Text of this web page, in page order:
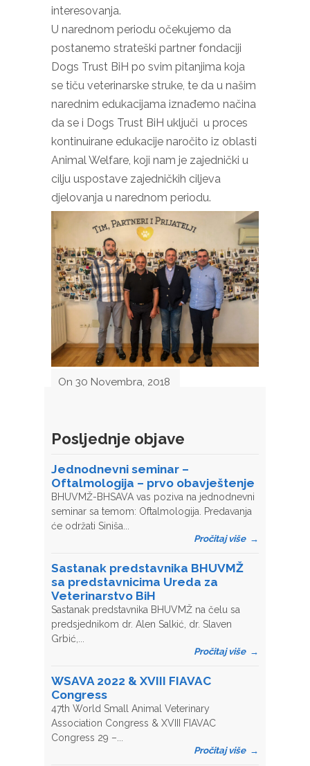
interesovanja.
U narednom periodu očekujemo da
postanemo strateški partner fondaciji
Dogs Trust BiH po svim pitanjima koja
se tiču veterinarske struke, te da u našim
narednim edukacijama iznađemo načina
da se i Dogs Trust BiH uključi u proces
kontinuirane edukacije naročito iz oblasti
Animal Welfare, koji nam je zajednički u
cilju uspostave zajedničkih ciljeva
djelovanja u narednom periodu.
On 30 Novembra, 2018
Posljednje objave
Jednodnevni seminar –
Oftalmologija – prvo obavještenje
BHUVMŽ-BHSAVA vas poziva na jednodnevni
seminar sa temom: Oftalmologija. Predavanja
će održati Siniša...
Pročitaj više →
Sastanak predstavnika BHUVMŽ
sa predstavnicima Ureda za
Veterinarstvo BiH
Sastanak predstavnika BHUVMŽ na čelu sa
predsjednikom dr. Alen Salkić, dr. Slaven
Grbić,...
Pročitaj više →
WSAVA 2022 & XVIII FIAVAC
Congress
47th World Small Animal Veterinary
Association Congress & XVIII FIAVAC
Congress 29 –...
Pročitaj više →